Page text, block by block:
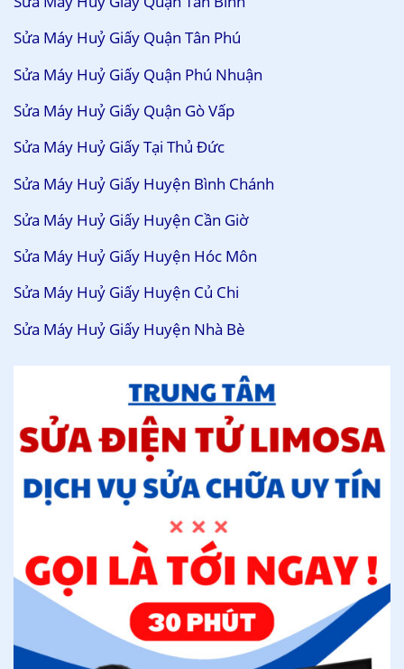
Sửa Máy Huỷ Giấy Quận Tân Phú
Sửa Máy Huỷ Giấy Quận Phú Nhuận
Sửa Máy Huỷ Giấy Quận Gò Vấp
Sửa Máy Huỷ Giấy Tại Thủ Đức
Sửa Máy Huỷ Giấy Huyện Bình Chánh
Sửa Máy Huỷ Giấy Huyện Cần Giờ
Sửa Máy Huỷ Giấy Huyện Hóc Môn
Sửa Máy Huỷ Giấy Huyện Củ Chi
Sửa Máy Huỷ Giấy Huyện Nhà Bè